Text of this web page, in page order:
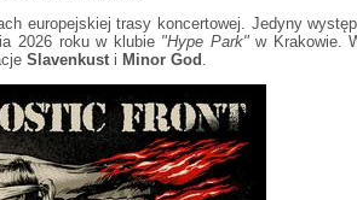
europejskiej trasy koncertowej. Jedyny
2026 roku w klubie "Hype Park"w Krakowie.
Slavenkust i Minor God